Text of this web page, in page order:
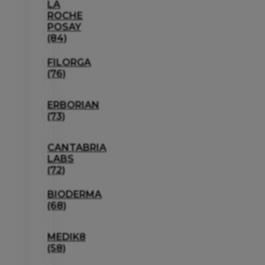
LA
ROCHE
POSAY
(84)
FILORGA
(76)
ERBORIAN
(73)
CANTABRIA
LABS
(72)
BIODERMA
(68)
MEDIK8
(58)